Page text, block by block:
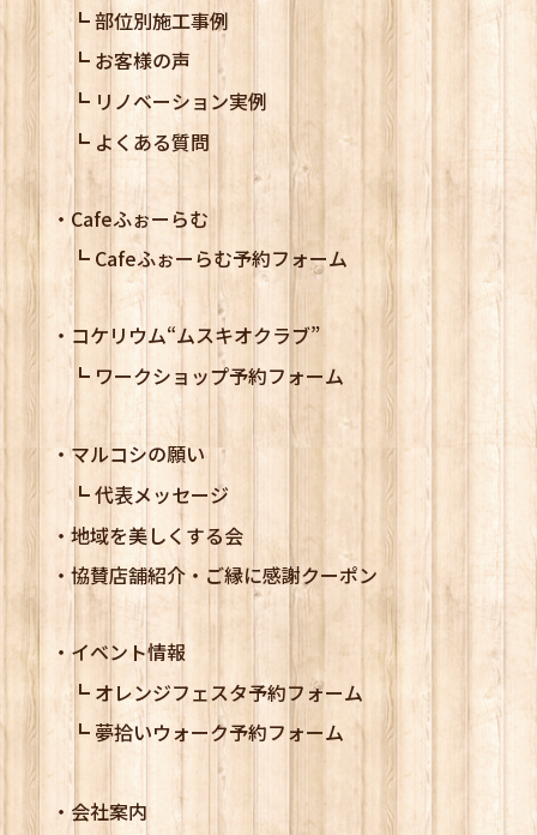
部位別施工事例
お客様の声
リノベーション実例
よくある質問
Cafeふぉーらむ
Cafeふぉーらむ予約フォーム
コケリウム“ムスキオクラブ”
ワークショップ予約フォーム
マルコシの願い
代表メッセージ
地域を美しくする会
協賛店舗紹介・ご縁に感謝クーポン
イベント情報
オレンジフェスタ予約フォーム
夢拾いウォーク予約フォーム
会社案内